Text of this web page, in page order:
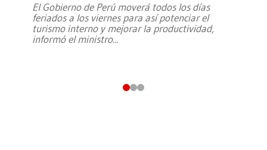
El Gobierno de Perú moverá todos los días
feriados a los viernes para así potenciar el
turismo interno y mejorar la productividad,
informó el ministro...